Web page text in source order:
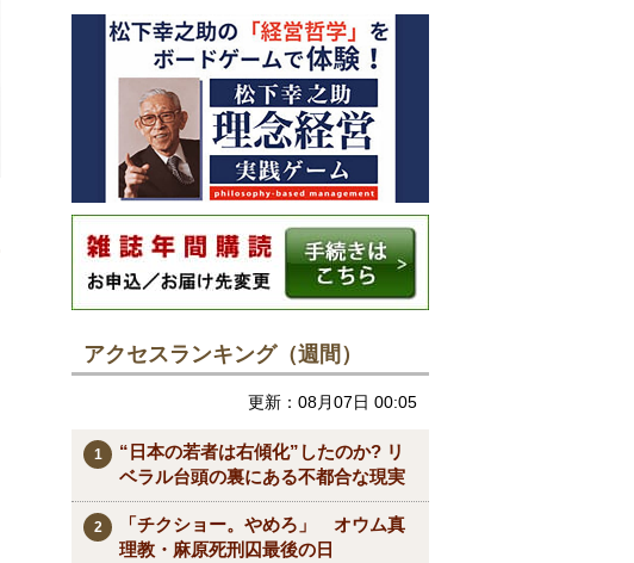
アクセスランキング（週間）
更新：08月07日 00:05
“日本の若者は右傾化”したのか? リ
ベラル台頭の裏にある不都合な現実
「チクショー。やめろ」 オウム真
理教・麻原死刑囚最後の日